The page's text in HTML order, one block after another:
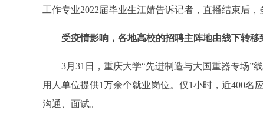
工作专业2022届毕业生江婧告诉记者，直播结束后，
受疫情影响，各地高校的招聘主阵地由线下转移
3月31日，重庆大学“先进制造与大国重器专场”
用人单位提供1万余个就业岗位。仅1小时，近400名
沟通、面试。